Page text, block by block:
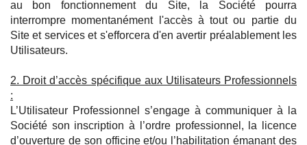
au bon fonctionnement du Site, la Société pourra
interrompre momentanément l'accès à tout ou partie du
Site et services et s'efforcera d'en avertir préalablement les
Utilisateurs.
2. Droit d’accès spécifique aux Utilisateurs Professionnels
:
L’Utilisateur Professionnel s’engage à communiquer à la
Société son inscription à l’ordre professionnel, la licence
d’ouverture de son officine et/ou l’habilitation émanant des